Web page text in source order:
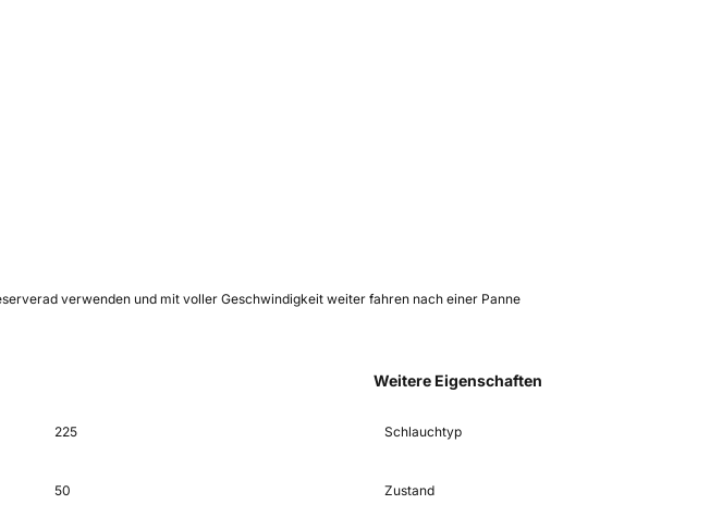
verwenden und mit voller Geschwindigkeit weiter fahren nach einer Panne
225
50
Weitere Eigenschaften
Schlauchtyp
Zustand